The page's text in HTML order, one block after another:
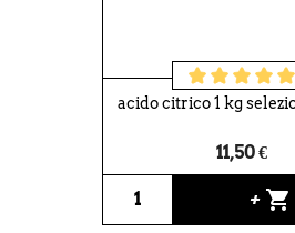
acido citrico 1 kg
11,50 €
+ shopping_cart